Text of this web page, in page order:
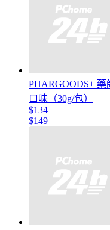
PHARGOODS+
口味（30g/包）
$134
$149